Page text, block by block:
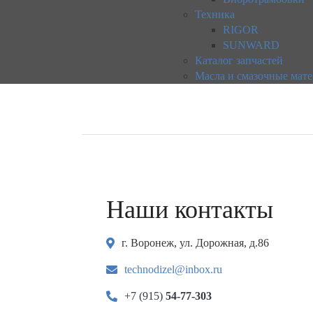
Техника
RIGOR
SUNWARD
Каталог запчастей
Масла и смазочные
Наши контакты
г. Воронеж, ул. Дорожная, д.86
technodizel@inbox.ru
+7 (915) 54-77-303